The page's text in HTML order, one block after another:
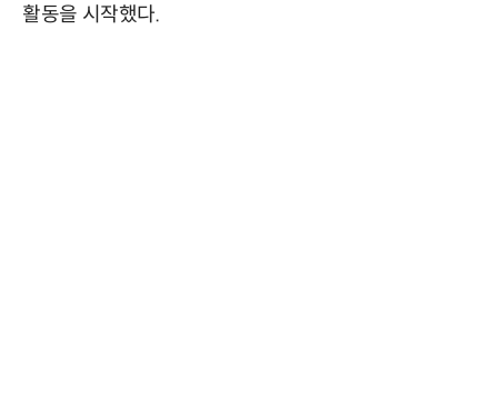
활동을 시작했다.